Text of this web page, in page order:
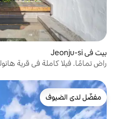
هانوك في جونجو يوم مثل "الهدية"